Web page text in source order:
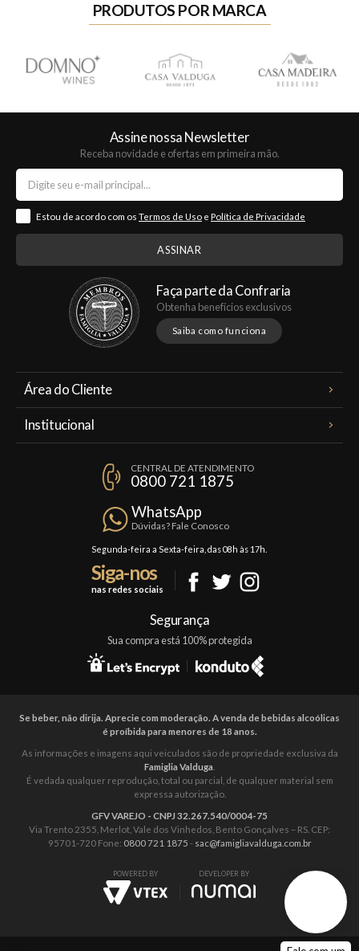
PRODUTOS POR MARCA
Assine nossa Newsletter
Receba novidade e ofertas em primeira mão.
Estou de acordo com os Termos de Uso e Política de Privacidade
Faça parte da Confraria
Obtenha benefícios exclusivos
Saiba como funciona
Área do Cliente
Institucional
Política de Privacidade
Trocas e Devoluções
Formas de Pagamento
CENTRAL DE ATENDIMENTO
0800 721 1875
WhatsApp
Dúvidas? Fale Conosco
Segunda-feira a Sexta-feira, das 08h às 17h.
Siga-nos
nas redes sociais
Segurança
Sua compra está 100% protegida
Se beber, não dirija. Aprecie com moderação. A venda de bebidas alcoólicas
é proíbida para menores de 18 anos.
As informações e imagens aqui veiculados são de propriedade exclusiva da
Famiglia Valduga
É vedada qualquer reprodução, total ou parcial, de qualquer material sem
expressa autorização.
GFV VAREJO - CNPJ 32.267.540/0004-75
Via Trento 2355, Merlot, Vale dos Vinhedos, Bento Gonçalves – RS. CEP:
95701-720 Fone: 0800 721 1875 - sac@famigliavalduga.com.br
POWERED BY DEVELOPER BY